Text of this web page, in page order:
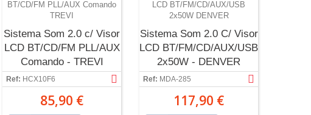
Sistema Som 2.0 c/ Visor
LCD BT/CD/FM PLL/AUX
Comando - TREVI
Ref: HCX10F6
85,90 €
Sistema Som 2.0 C/ Visor
LCD BT/FM/CD/AUX/USB
2x50W - DENVER
Ref: MDA-285
117,90 €